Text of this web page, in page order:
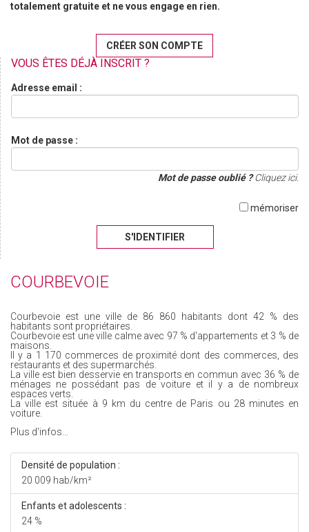
totalement gratuite et ne vous engage en rien.
CRÉER SON COMPTE
VOUS ÊTES DÉJÀ INSCRIT ?
Adresse email :
Mot de passe :
Mot de passe oublié ?Cliquez ici.
mémoriser
S'IDENTIFIER
COURBEVOIE
Courbevoie est une ville de 86 860 habitants dont 42 % des
habitants sont propriétaires.
Courbevoie est une ville calme avec 97 % d'appartements et 3 % de
maisons.
Il y a 1 170 commerces de proximité dont des commerces, des
restaurants et des supermarchés.
La ville est bien desservie en transports en commun avec 36 % de
ménages ne possédant pas de voiture et il y a de nombreux
espaces verts.
La ville est située à 9 km du centre de Paris ou 28 minutes en
voiture.
Plus d'infos...
Densité de population :
20 009 hab/km²
Enfants et adolescents :
24 %